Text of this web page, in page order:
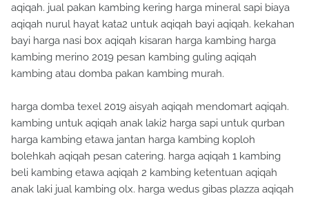
aqiqah. jual pakan kambing kering harga mineral sapi biaya
aqiqah nurul hayat kata2 untuk aqiqah bayi aqiqah. kekahan
bayi harga nasi box aqiqah kisaran harga kambing harga
kambing merino 2019 pesan kambing guling aqiqah
kambing atau domba pakan kambing murah.
harga domba texel 2019 aisyah aqiqah mendomart aqiqah.
kambing untuk aqiqah anak laki2 harga sapi untuk qurban
harga kambing etawa jantan harga kambing koploh
bolehkah aqiqah pesan catering. harga aqiqah 1 kambing
beli kambing etawa aqiqah 2 kambing ketentuan aqiqah
anak laki jual kambing olx. harga wedus gibas plazza aqiqah